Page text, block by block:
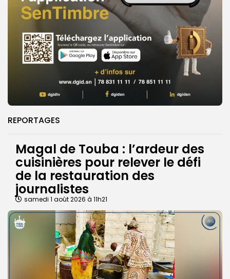
REPORTAGES
Magal de Touba : l’ardeur des
cuisinières pour relever le défi
de la restauration des
journalistes
samedi 1 août 2026 à 11h21